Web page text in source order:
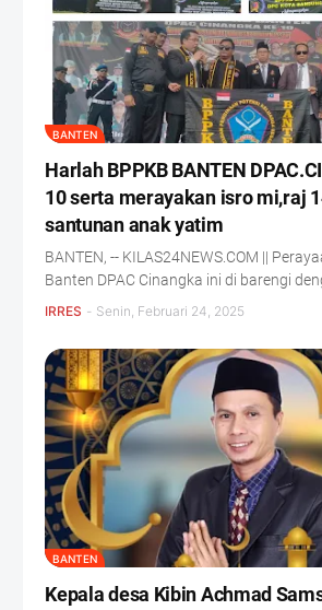
BANTEN
Harlah BPPKB BANTEN
10 serta merayakan isro mi,raj
santunan anak yatim
BANTEN, -- KILAS24NEWS.COM ||
Banten DPAC Cinangka ini di barengi
IRRES - Senin, Februari 24, 2025
BANTEN
Kepala desa Kibin Achmad